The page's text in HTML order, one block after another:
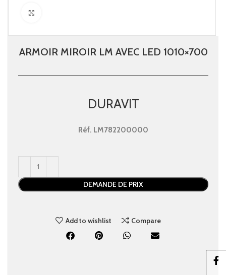
ARMOIR MIROIR LM AVEC LED 1010×700
DURAVIT
Réf. LM782200000
DEMANDE DE PRIX
Add to wishlist Compare